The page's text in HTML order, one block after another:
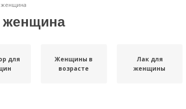
женщина
женщина
для
Женщины в
возрасте
Лак для
женщины